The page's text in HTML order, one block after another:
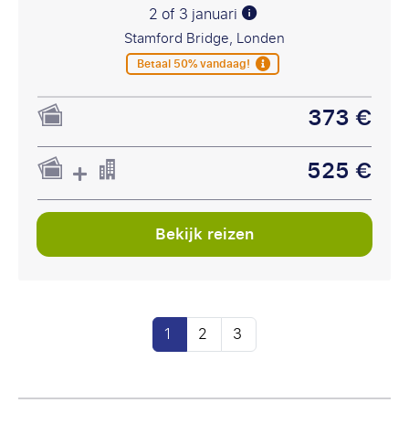
2 of 3 januari
Stamford Bridge, Londen
Betaal 50% vandaag!
373 €
525 €
Bekijk reizen
1 2 3